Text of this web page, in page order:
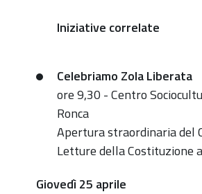
Liberazione
d’Italia
nazifascismo
2024-
04-
Iniziative correlate
Celebriamo Zola Liberata
ore 9,30 - Centro
Ronca
Apertura straordinaria del
Letture della Costituzione
Giovedì 25 aprile